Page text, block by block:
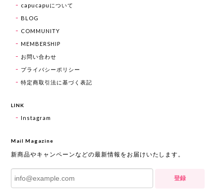
capucapuについて
BLOG
COMMUNITY
MEMBERSHIP
お問い合わせ
プライバシーポリシー
特定商取引法に基づく表記
LINK
Instagram
Mail Magazine
新商品やキャンペーンなどの最新情報をお届けいたします。
登録